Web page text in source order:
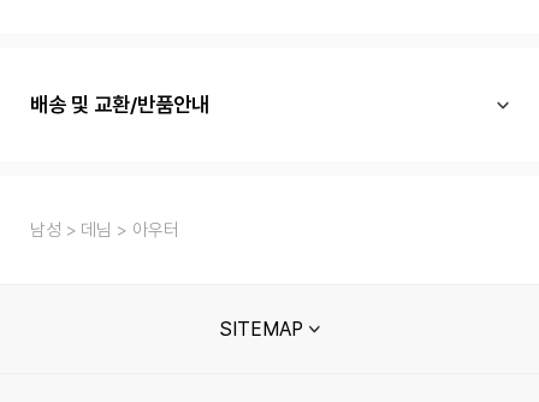
배송 및 교환/반품안내
남성 데님 아우터
SITEMAP